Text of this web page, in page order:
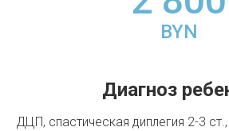
BYN
Диагноз
ДЦП, спастическая диплегия 2-3